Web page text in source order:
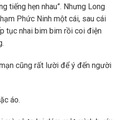
tiếng hẹn nhau”. Nhưng Long
Phức Ninh một cái, sau cái
tục nhai bim bim rồi coi điện
cũng rất lười để ý đến người
áo.